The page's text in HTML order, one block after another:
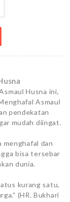
Husna ini,
Asmaul
pendekatan
mudah diingat.
menghafal dan
bisa tersebar
dunia.
kurang satu,
(HR. Bukhari